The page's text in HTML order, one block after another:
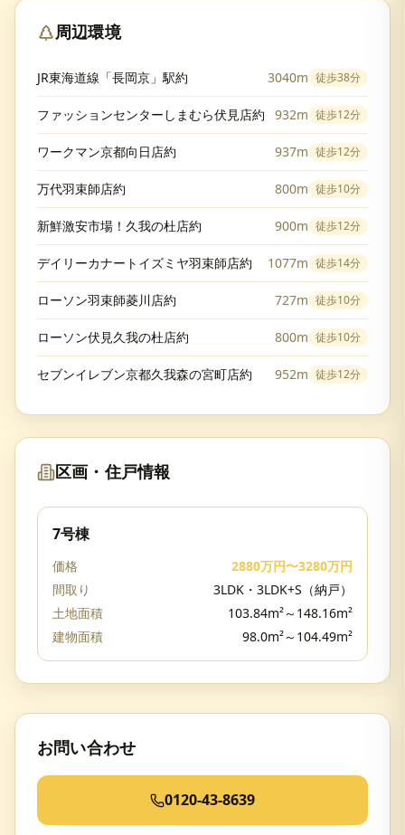
周辺環境
JR東海道線「長岡京」駅約 3040m 徒歩38分
ファッションセンターしまむら伏見店約 932m 徒歩12分
ワークマン京都向日店約 937m 徒歩12分
万代羽束師店約 800m 徒歩10分
新鮮激安市場！久我の杜店約 900m 徒歩12分
デイリーカナートイズミヤ羽束師店約 1077m 徒歩14分
ローソン羽束師菱川店約 727m 徒歩10分
ローソン伏見久我の杜店約 800m 徒歩10分
セブンイレブン京都久我森の宮町店約 952m 徒歩12分
区画・住戸情報
7号棟
価格
2880万円〜3280万円
間取り
3LDK・3LDK+S（納戸）
土地面積
103.84m²～148.16m²
建物面積
98.0m²～104.49m²
お問い合わせ
0120-43-8639